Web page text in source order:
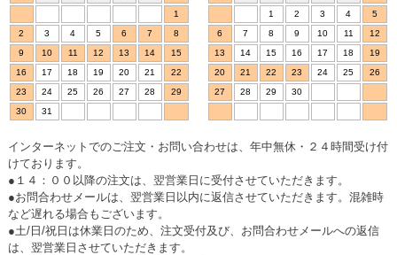
1
2
3 4 5 6 7
8
9
10 11 12 13 14
15
16
17 18 19 20 21
22
23
24 25 26 27 28
29
30
31
1
2 3 4
5
6
7 8 9 10 11
12
13
14 15 16 17 18
19
20
21 22 23 24 25
26
27
28 29 30
インターネットでのご注文・お問い合わせは、年中無休・２４時間受け付
けております。
●１４：００以降の注文は、翌営業日に受付させていただきます。
●お問合わせメールは、翌営業日以内に返信させていただきます。混雑時
など遅れる場合もございます。
●土/日/祝日は休業日のため、注文受付及び、お問合わせメールへの返信
は、翌営業日させていただきます。